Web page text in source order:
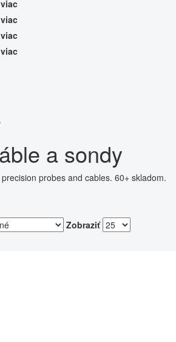
a sondy
precision probes and cables. 60+ skladom.
Zobraziť